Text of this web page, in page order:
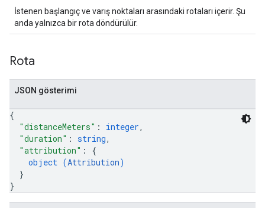
İstenen başlangıç ve varış noktaları arasındaki rotaları içerir. Şu
anda yalnızca bir rota döndürülür.
Rota
JSON gösterimi
{
"distanceMeters" : integer,
"duration" : string,
"attribution" : {
object (Attribution)
}
}